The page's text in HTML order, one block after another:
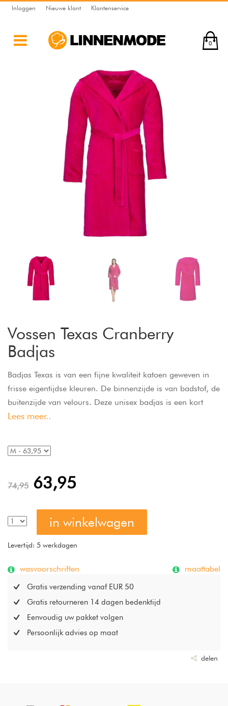
Inloggen Nieuwe klant Klantenservice
0
Vossen Texas Cranberry
Badjas
Badjas Texas is van een fijne kwaliteit katoen geweven in
frisse eigentijdse kleuren. De binnenzijde is van badstof, de
buitenzijde van velours. Deze unisex badjas is een kort
model, knie hoogte, en is voorzien van een capuchon.
Lees meer..
74,95 63,95
in winkelwagen
Levertijd: 5 werkdagen
wasvoorschriften maattabel
Gratis verzending vanaf EUR 50
Gratis retourneren 14 dagen bedenktijd
Eenvoudig uw pakket volgen
Persoonlijk advies op maat
delen